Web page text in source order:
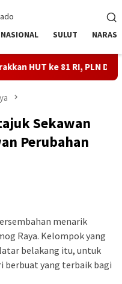
NASIONAL SULUT NARASI
PLN Dorong Digitalisasi
Sekawan
Perubahan
menarik
Raya. Kelompok yang
belakang itu, untuk
berbuat yang terbaik bagi